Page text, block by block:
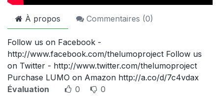
À propos Commentaires (0)
Follow us on Facebook -
http://www.facebook.com/thelumoproject Follow us
on Twitter - http://www.twitter.com/thelumoproject
Purchase LUMO on Amazon http://a.co/d/7c4vdax
Évaluation
0 0